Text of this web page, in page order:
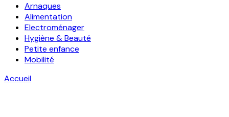
Arnaques
Alimentation
Electroménager
Hygiène & Beauté
Petite enfance
Mobilité
Accueil